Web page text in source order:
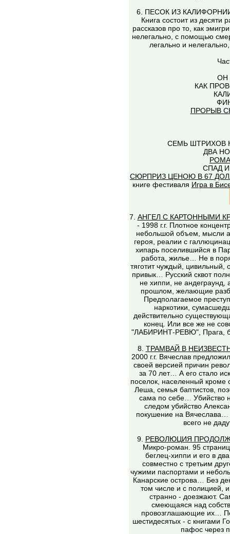
6. ПЕСОК ИЗ КАЛИФОРНИИ.
Книга состоит из десяти
рассказов про то, как
нелегально, с помощью
легально и
ОН
КАК
ПРОРЫВ
СЕМЬ ШТРИХОВ
ДВА
СПАД
СЮРПРИЗ ЦЕНОЮ В 67
книге фестиваля Игра в
7. АНГЕЛ С КАРТОННЫМИ
- 1998 г.г. Плотное
небольшой объем, мысли
героя, реалии с
хипарь поселившийся в
работа, жилье… Не в
тяготит чуждый, цивильный,
привык… Русский сквот
не хиппи, не
прошлом, желающие
Предполагаемое
наркотики,
действительно
конец. Или все же не
"ЛАБИРИНТ-РЕВЮ", Прага,
8. ТРАМВАЙ В
2000 г.г. Вячеслав
своей версией причин
за 70 лет… А его стало
поселок, населенный
Леша, семья баптистов,
сама по себе… Убийство
следом убийство
покушение на Вячеслава…
всего не
9. РЕВОЛЮЦИЯ
Микро-роман. 95
беглец-хиппи и его в
совместно с третьим
чужими паспортами и
Канарские острова… Без
том числе и с полицией,
странно - доезжают.
смеющаяся над
провозглашающие их…
шестидесятых - с книгами
пафос через